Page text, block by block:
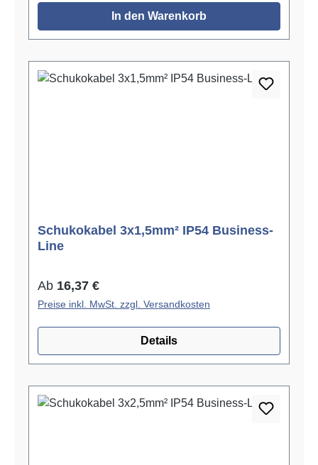
In den Warenkorb
Schukokabel 3x1,5mm² IP54 Business-
Line
Regulärer Preis:
Ab 16,37 €
Preise inkl. MwSt. zzgl. Versandkosten
Details